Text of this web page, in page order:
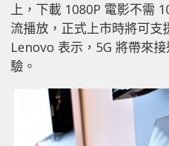
上，下載 1080P 電影不需
流播放，正式上市時將可支
Lenovo 表示，5G 將帶來
驗。